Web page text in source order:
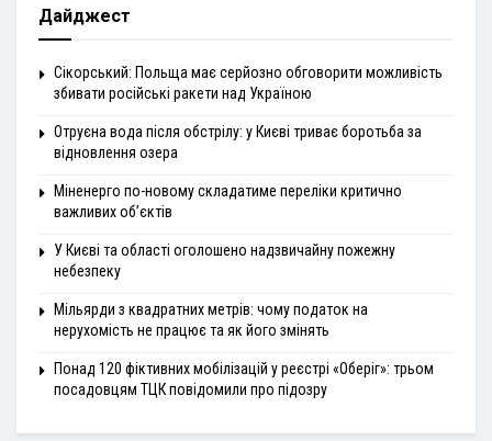
Дайджест
Сікорський: Польща має серйозно обговорити можливість
збивати російські ракети над Україною
Отруєна вода після обстрілу: у Києві триває боротьба за
відновлення озера
Міненерго по-новому складатиме переліки критично
важливих об’єктів
У Києві та області оголошено надзвичайну пожежну
небезпеку
Мільярди з квадратних метрів: чому податок на
нерухомість не працює та як його змінять
Понад 120 фіктивних мобілізацій у реєстрі «Оберіг»: трьом
посадовцям ТЦК повідомили про підозру